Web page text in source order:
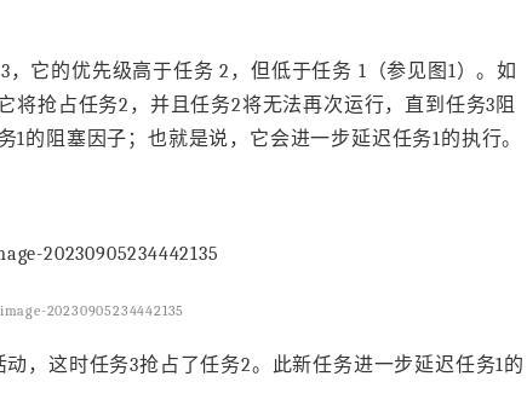
它的优先级高于任务 2，但低于任务 1（参见图1）。如
将抢占任务2，并且任务2将无法再次运行，直到任务3阻
的阻塞因子；也就是说，它会进一步延迟任务1的执行。
image-20230905234442135
，这时任务3抢占了任务2。此新任务进一步延迟任务1的